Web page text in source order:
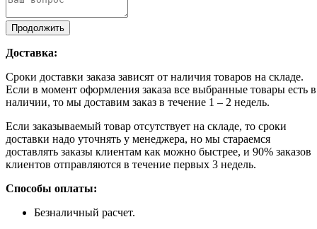
Продолжить
Доставка:
Сроки доставки заказа зависят от наличия товаров на складе.
Если в момент оформления заказа все выбранные товары есть в
наличии, то мы доставим заказ в течение 1 – 2 недель.
Если заказываемый товар отсутствует на складе, то сроки
доставки надо уточнять у менеджера, но мы стараемся
доставлять заказы клиентам как можно быстрее, и 90% заказов
клиентов отправляются в течение первых 3 недель.
Способы оплаты:
Безналичный расчет.